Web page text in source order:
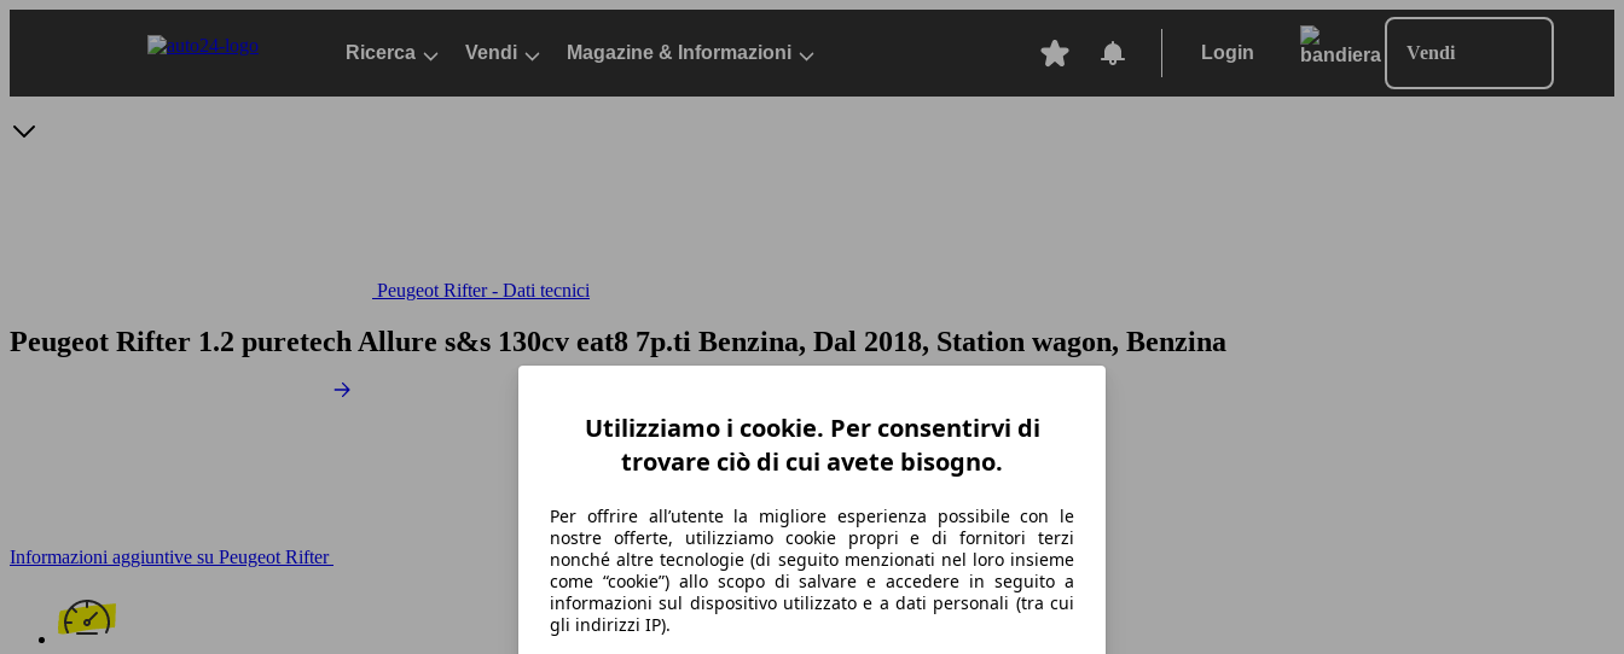
Ricerca Vendi Magazine & Informazioni Login Vendi
Peugeot Rifter - Dati tecnici
Peugeot Rifter 1.2 puretech Allure s&s 130cv eat8 7p.ti Benzina, Dal 2018, Station wagon, Benzina
Informazioni aggiuntive su Peugeot Rifter
Utilizziamo i cookie. Per consentirvi di
trovare ciò di cui avete bisogno.
Per offrire all’utente la migliore esperienza possibile con le
nostre offerte, utilizziamo cookie propri e di fornitori terzi
nonché altre tecnologie (di seguito menzionati nel loro insieme
come “cookie”) allo scopo di salvare e accedere in seguito a
informazioni sul dispositivo utilizzato e a dati personali (tra cui
gli indirizzi IP).